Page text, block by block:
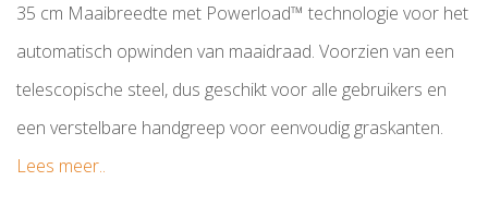
35 cm Maaibreedte met Powerload™ technologie voor het
automatisch opwinden van maaidraad. Voorzien van een
telescopische steel, dus geschikt voor alle gebruikers en
een verstelbare handgreep voor eenvoudig graskanten.
Lees meer..